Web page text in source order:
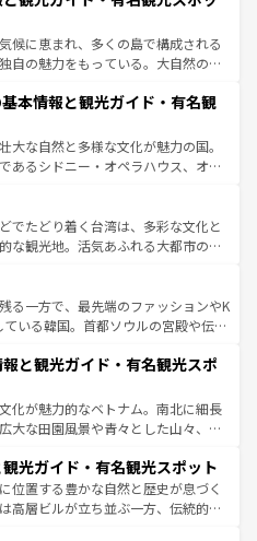
激的なスポットだ。一方、アメリカ
り、グランドキャニオンやイエロー
った絶景が堪能できる。さらに、南
アメリカの各地域で異なる魅力を楽
性と豊かな歴史を感じることができ
ドトリップや列車の旅も、アメリカ
なお、新着のアメリカ
を参照してほしい。
候に恵まれ、多くの島で構成される
自の魅力をもっている。大自然の神
また、定番の観光地といえばオアフ
求めるならマウイ島やカウアイ島が
グリーンに輝く海をはじめ、豊かな
いる。「アロハスピリット」と呼ば
ルフードやハワイアンミュージッ
スなど、すべてがハワイの魅力を彩
に新しい発見と感動が待っているハ
本情報と観光ガイド・有名観
大な自然と多様な文化が魅力の国。
あるシドニー・オペラハウス、オー
部にそびえるウルル（エアーズロッ
しい原生林やケアンズの熱帯雨林な
ん。また、カフェやワイン、オージ
も充実しており、サーフィンやダイ
ど、アウトドア好きにはたまらな
多彩な魅力を存分に味わいつくそ
でたどり着く台湾は、多彩な文化と
な観光地。活気あふれる大都市の台
帯である台湾東部など、都市の喧騒
しており、訪れる人に新しい発見と
る。また、奥深い台湾の食文化も魅
イーツなど、バラエティ豊かな料理
る一方で、最先端のファッションやK
いる韓国。首都ソウルの宮殿や伝統
ば四季折々の自然美を楽しむことが
チや焼肉、絶品のストリートフード
料理が待っている。夜には、韓国な
も堪能できる。あたたかいホスピタ
わってみてほしい。 なお、新着の韓国情報はコンテンツ一
と観光ガイド・有名観光スポ
化が魅力的なベトナム。南北に細長
大な田園風景や青々とした山々、世
が息づく。ハノイの古い町並みやホ
統治時代の建物も、独特の雰囲気を
、バラエティの豊かさとおいしさで
光ガイド・有名観光スポット
位置する豊かな自然と歴史が息づく
高層ビルが立ち並ぶ一方、伝統的な